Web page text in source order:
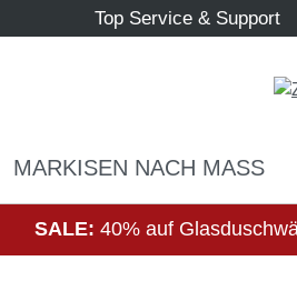
Top Service & Support
MARKISEN NACH MASS
SALE: 40% auf